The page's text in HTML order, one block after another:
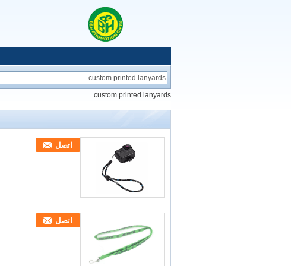
custom printed lanyards
اتصل
اتصل